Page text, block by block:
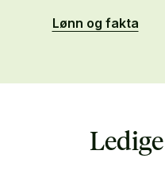
Lønn og fakta